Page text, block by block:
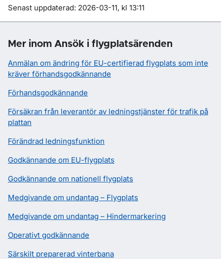
Om sidan
Senast uppdaterad: 2026-03-11, kl 13:11
Mer inom Ansök i flygplatsärenden
Anmälan om ändring för EU-certifierad flygplats som inte
kräver förhandsgodkännande
Förhandsgodkännande
Försäkran från leverantör av ledningstjänster för trafik på
plattan
Förändrad ledningsfunktion
Godkännande om EU-flygplats
Godkännande om nationell flygplats
Medgivande om undantag – Flygplats
Medgivande om undantag – Hindermarkering
Operativt godkännande
Särskilt preparerad vinterbana